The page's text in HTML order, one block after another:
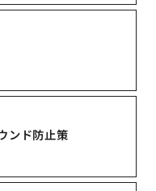
ンド防止策